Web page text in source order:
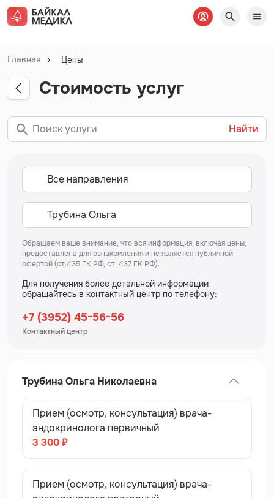
Главная Цены
Стоимость услуг
Найти
Обращаем ваше внимание, что вся информация, включая цены,
предоставлена для ознакомления и не является публичной
офертой (ст.435 ГК РФ, ст. 437 ГК РФ).
Для получения более детальной информации
обращайтесь в контактный центр по телефону:
+7 (3952) 45-56-56
Контактный центр
Трубина Ольга Николаевна
Прием (осмотр, консультация) врача-
эндокринолога первичный
3 300 ₽
Прием (осмотр, консультация) врача-